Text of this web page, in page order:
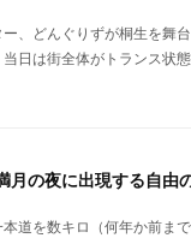
、どんぐりずが桐生を舞
日は街全体がトランス状
道を数キロ（何年か前ま